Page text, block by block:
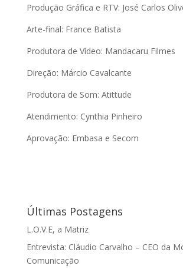
Produção Gráfica e RTV: José Carlos
Arte-final: France Batista
Produtora de Vídeo: Mandacaru Filmes
Direção: Márcio Cavalcante
Produtora de Som: Atittude
Atendimento: Cynthia Pinheiro
Aprovação: Embasa e Secom
Últimas Postagens
L.O.V.E, a Matriz
Entrevista: Cláudio Carvalho – CEO da
Comunicação